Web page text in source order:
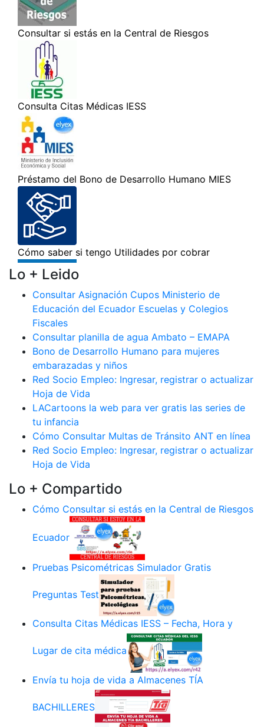
Lo + Leido
Consultar Asignación Cupos Ministerio de
Educación del Ecuador Escuelas y Colegios
Fiscales
Consultar planilla de agua Ambato – EMAPA
Bono de Desarrollo Humano para mujeres
embarazadas y niños
Red Socio Empleo: Ingresar, registrar o actualizar
Hoja de Vida
LACartoons la web para ver gratis las series de
tu infancia
Cómo Consultar Multas de Tránsito ANT en línea
Red Socio Empleo: Ingresar, registrar o actualizar
Hoja de Vida
Lo + Compartido
Cómo Consultar si estás en la Central de Riesgos
Ecuador
Pruebas Psicométricas Simulador Gratis
Preguntas Test
Consulta Citas Médicas IESS – Fecha, Hora y
Lugar de cita médica
Envía tu hoja de vida a Almacenes TÍA
BACHILLERES